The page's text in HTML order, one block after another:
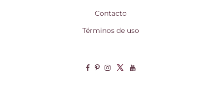
Contacto
Términos de uso